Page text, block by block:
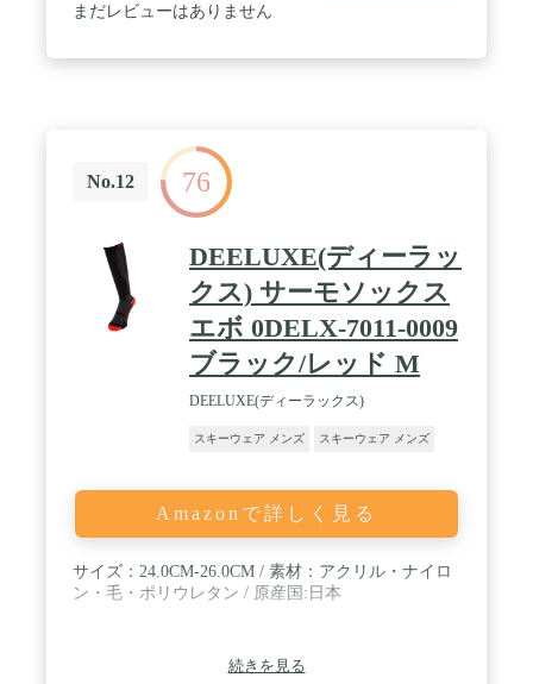
まだレビューはありません
No.12 76
DEELUXE(ディーラッ
クス) サーモソックス
エボ 0DELX-7011-0009
ブラック/レッド M
DEELUXE(ディーラックス)
スキーウェア メンズ スキーウェア メンズ
Amazonで詳しく見る
サイズ：24.0CM-26.0CM / 素材：アクリル・ナイロ
ン・毛・ポリウレタン / 原産国:日本
続きを見る